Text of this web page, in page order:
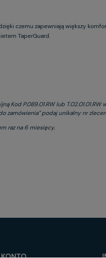
czemu zapewniają większy
TaperGuard.
P.089.01.RW lub T.02.01.01.RW
podaj unikalny nr
raz na 6 miesięcy.